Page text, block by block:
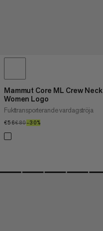
Mammut Core ML Crew Neck
Women Logo
Fukttransporterande vardagströja
€56€56
€80€80
–30%